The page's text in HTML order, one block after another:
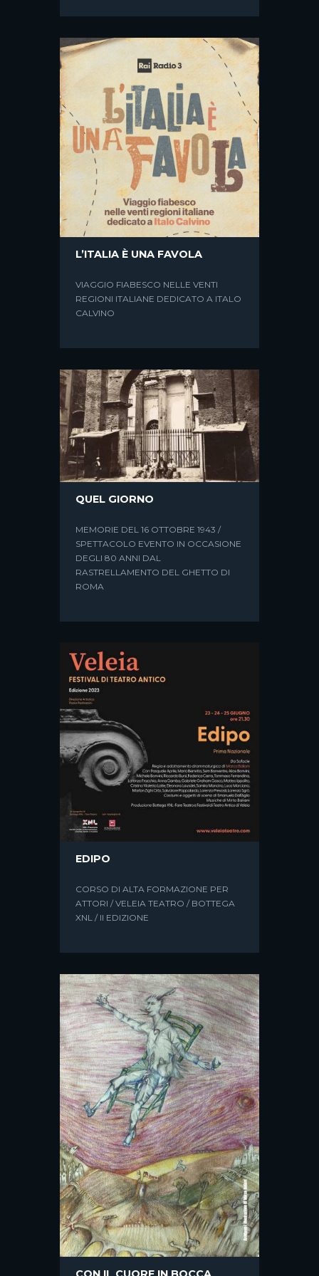
L’ITALIA È UNA FAVOLA
VIAGGIO FIABESCO NELLE VENTI
REGIONI ITALIANE DEDICATO A ITALO
CALVINO
QUEL GIORNO
MEMORIE DEL 16 OTTOBRE 1943 /
SPETTACOLO EVENTO IN OCCASIONE
DEGLI 80 ANNI DAL
RASTRELLAMENTO DEL GHETTO DI
ROMA
EDIPO
CORSO DI ALTA FORMAZIONE PER
ATTORI / VELEIA TEATRO / BOTTEGA
XNL / II EDIZIONE
NARRAZIONE
PARAGOGHÈ
UN EVENTO TEATRALE SENZA
PRECEDENTI CHE ABITERÀ IL
PALAZZO DI GIUSTIZIA DI ANCONA
Canto della pianura
IL LIBRO DI NABOKOV LETTO DA
MARCO BALIANI